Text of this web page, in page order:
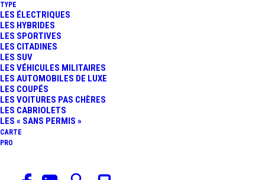
TYPE
LES ÉLECTRIQUES
LES HYBRIDES
LES SPORTIVES
LES CITADINES
LES SUV
LES VÉHICULES MILITAIRES
LES AUTOMOBILES DE LUXE
LES COUPÉS
LES VOITURES PAS CHÈRES
LES CABRIOLETS
LES « SANS PERMIS »
CARTE
PRO
Le 17 septembre 2025, Renault a